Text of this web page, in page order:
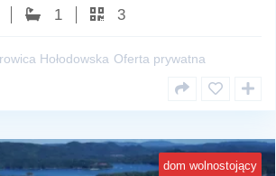
1 3
Hołodowska Oferta prywatna
dom wolnostojący